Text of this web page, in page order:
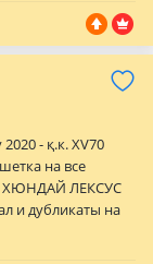
стоит авто
- қ.к. XV70
на все
ХЮНДАЙ ЛЕКСУС
и дубликаты на